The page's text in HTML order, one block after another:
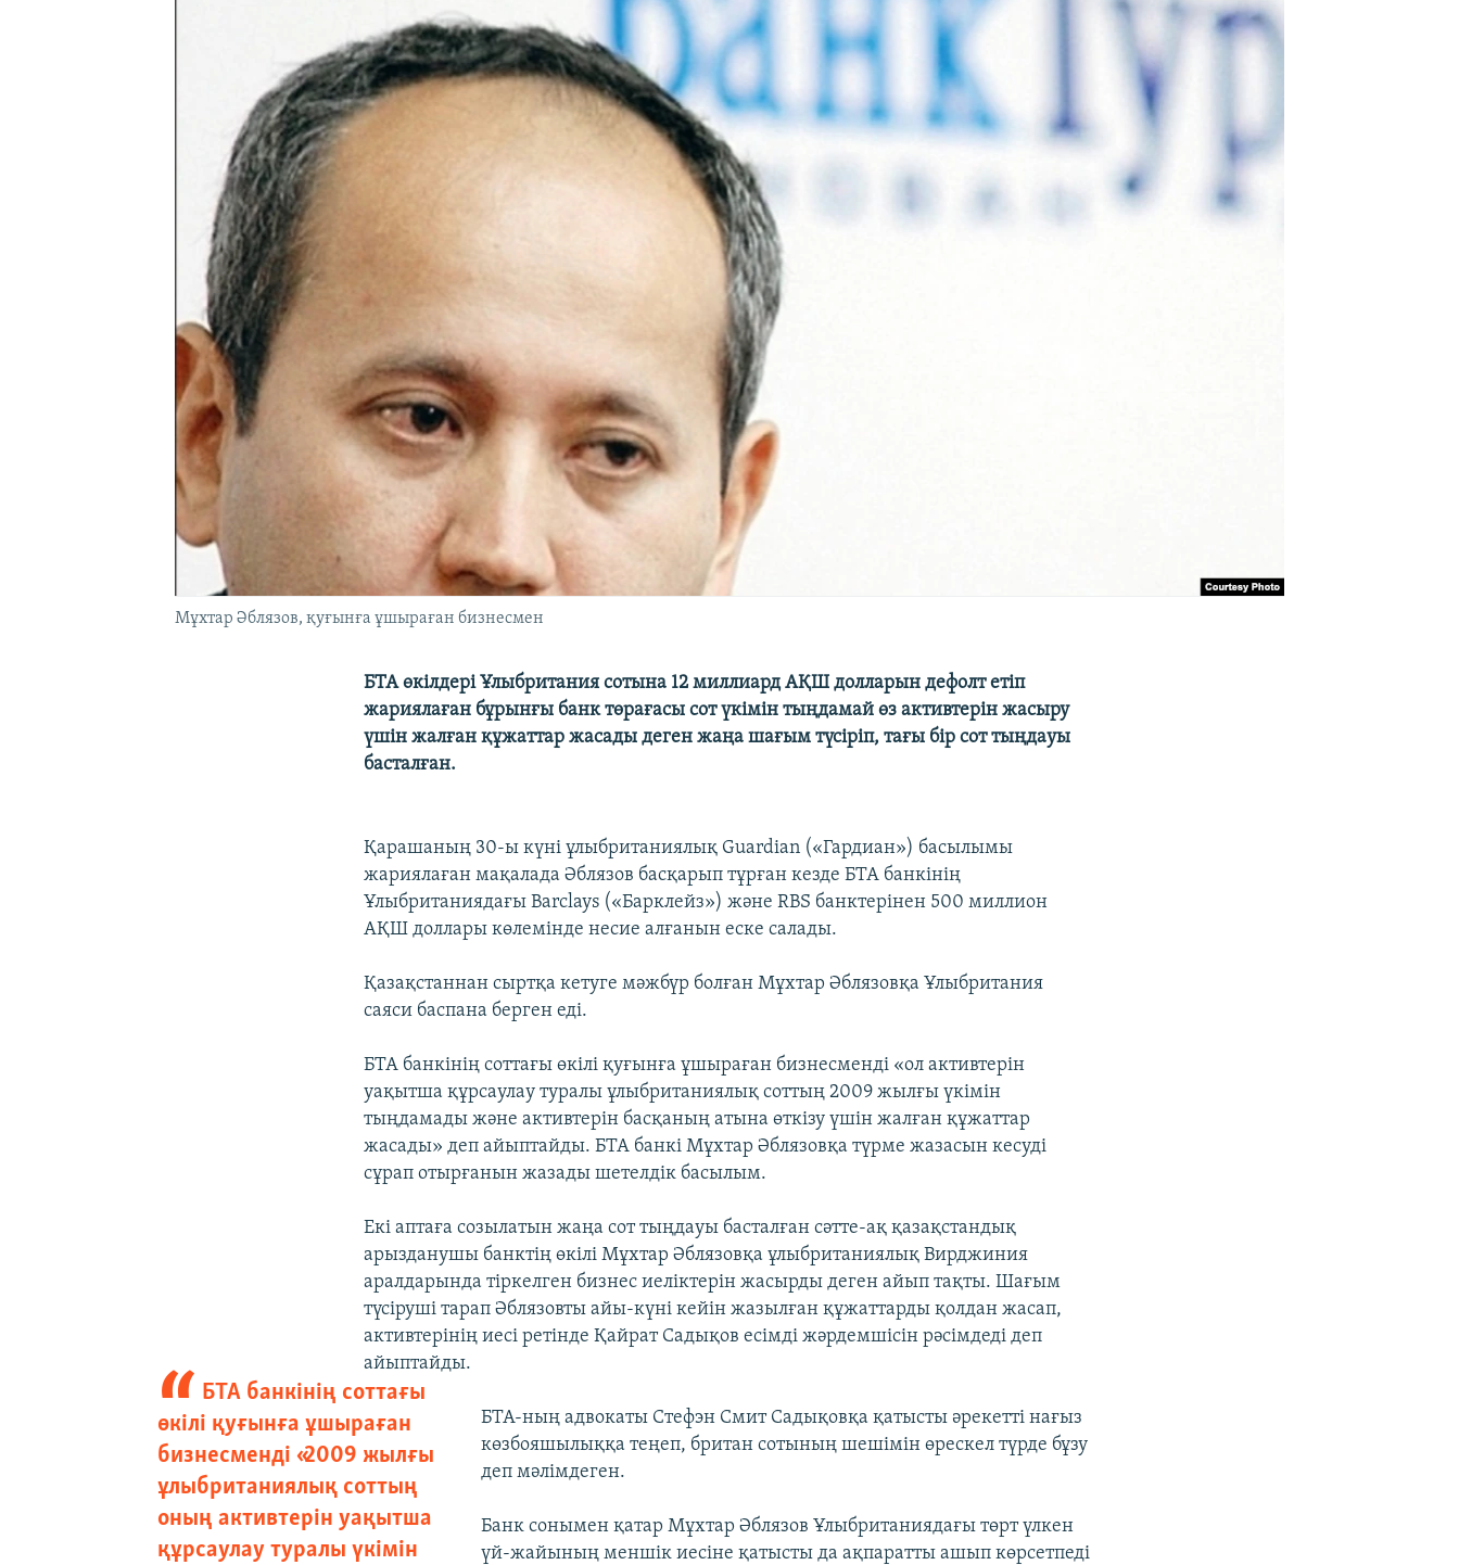
Мұхтар Әблязов, қуғынға ұшыраған бизнесмен
БТА өкілдері Ұлыбритания сотына 12 миллиард АҚШ долларын дефолт етіп
жариялаған бұрынғы банк төрағасы сот үкімін тыңдамай өз активтерін жасыру
үшін жалған құжаттар жасады деген жаңа шағым түсіріп, тағы бір сот тыңдауы
басталған.
Қарашаның 30-ы күні ұлыбританиялық Guardian («Гардиан») басылымы
жариялаған мақалада Әблязов басқарып тұрған кезде БТА банкінің
Ұлыбританиядағы Barclays («Барклейз») және RBS банктерінен 500 миллион
АҚШ доллары көлемінде несие алғанын еске салады.
Қазақстаннан сыртқа кетуге мәжбүр болған Мұхтар Әблязовқа Ұлыбритания
саяси баспана берген еді.
БТА банкінің соттағы өкілі қуғынға ұшыраған бизнесменді «ол активтерін
уақытша құрсаулау туралы ұлыбританиялық соттың 2009 жылғы үкімін
тыңдамады және активтерін басқаның атына өткізу үшін жалған құжаттар
жасады» деп айыптайды. БТА банкі Мұхтар Әблязовқа түрме жазасын кесуді
сұрап отырғанын жазады шетелдік басылым.
Екі аптаға созылатын жаңа сот тыңдауы басталған сәтте-ақ қазақстандық
арызданушы банктің өкілі Мұхтар Әблязовқа ұлыбританиялық Вирджиния
аралдарында тіркелген бизнес иеліктерін жасырды деген айып тақты. Шағым
түсіруші тарап Әблязовты айы-күні кейін жазылған құжаттарды қолдан жасап,
активтерінің иесі ретінде Қайрат Садықов есімді жәрдемшісін рәсімдеді деп
айыптайды.
БТА банкінің соттағы
өкілі қуғынға ұшыраған
бизнесменді «2009 жылғы
ұлыбританиялық соттың
оның активтерін уақытша
құрсаулау туралы үкімін
БТА-ның адвокаты Стефэн Смит Садықовқа қатысты әрекетті нағыз
көзбояшылыққа теңеп, британ сотының шешімін өрескел түрде бұзу
деп мәлімдеген.
Банк сонымен қатар Мұхтар Әблязов Ұлыбританиядағы төрт үлкен
үй-жайының меншік иесіне қатысты да ақпаратты ашып көрсетпеді